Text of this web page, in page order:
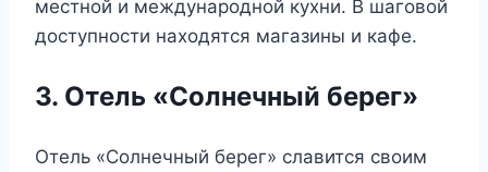
местной и международной кухни. В шаговой
доступности находятся магазины и кафе.
3. Отель «Солнечный берег»
Отель «Солнечный берег» славится своим